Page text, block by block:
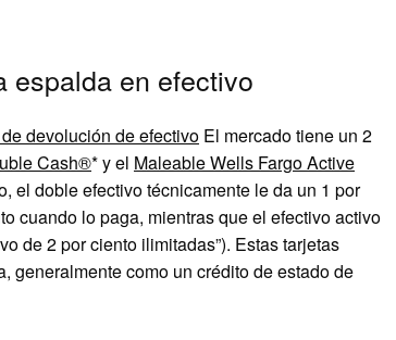
espalda en efectivo
devolución de efectivo El mercado tiene un 2
Cash®* y el Maleable Wells Fargo Active
el doble efectivo técnicamente le da un 1 por
cuando lo paga, mientras que el efectivo activo
de 2 por ciento ilimitadas”). Estas tarjetas
generalmente como un crédito de estado de